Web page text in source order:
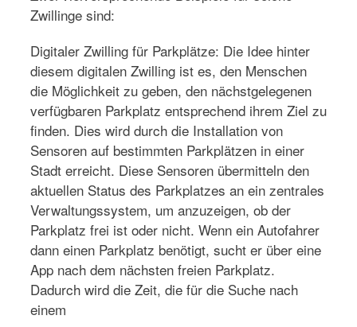
Zwillinge sind:
Digitaler Zwilling für Parkplätze: Die Idee hinter
diesem digitalen Zwilling ist es, den Menschen
die Möglichkeit zu geben, den nächstgelegenen
verfügbaren Parkplatz entsprechend ihrem Ziel zu
finden. Dies wird durch die Installation von
Sensoren auf bestimmten Parkplätzen in einer
Stadt erreicht. Diese Sensoren übermitteln den
aktuellen Status des Parkplatzes an ein zentrales
Verwaltungssystem, um anzuzeigen, ob der
Parkplatz frei ist oder nicht. Wenn ein Autofahrer
dann einen Parkplatz benötigt, sucht er über eine
App nach dem nächsten freien Parkplatz.
Dadurch wird die Zeit, die für die Suche nach
einem